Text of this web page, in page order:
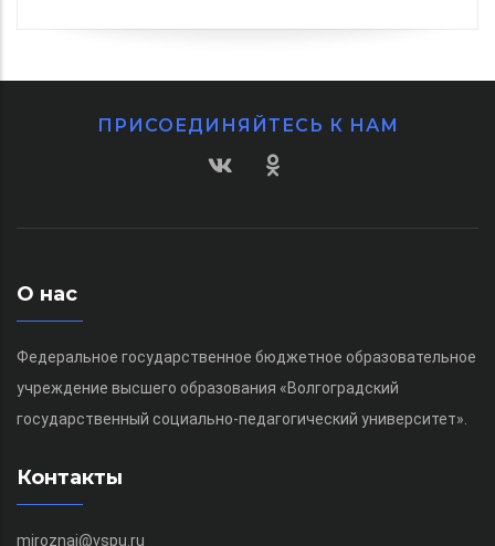
ПРИСОЕДИНЯЙТЕСЬ К НАМ
О нас
Федеральное государственное бюджетное образовательное
учреждение высшего образования «Волгоградский
государственный социально-педагогический университет».
Контакты
miroznai@vspu.ru